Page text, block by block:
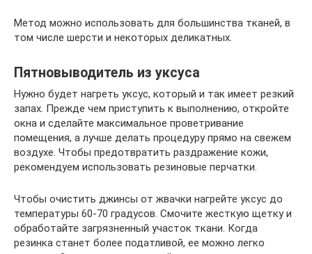
Метод можно использовать для большинства тканей, в
том числе шерсти и некоторых деликатных.
Пятновыводитель из уксуса
Нужно будет нагреть уксус, который и так имеет резкий
запах. Прежде чем приступить к выполнению, откройте
окна и сделайте максимальное проветривание
помещения, а лучше делать процедуру прямо на свежем
воздухе. Чтобы предотвратить раздражение кожи,
рекомендуем использовать резиновые перчатки.
Чтобы очистить джинсы от жвачки нагрейте уксус до
температуры 60-70 градусов. Смочите жесткую щетку и
обработайте загрязненный участок ткани. Когда
резинка станет более податливой, ее можно легко